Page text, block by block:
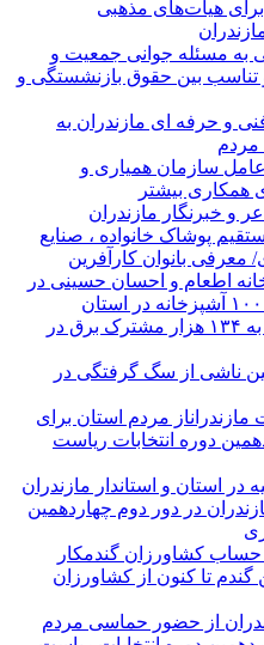
برای هیأت‌های مذهبی
به مسئله جوانی جمعیت و
بین حقوق بازنشستگی و
و حرفه ای مازندران به
مردم
عامل سازمان همیاری و
همکاری بیشتر
و خبرنگار مازندران
پوشاک خانواده ، صنایع
بانوان کارآفرین
اطعام و احسان حسینی در
پرداخت پاداش صرفه جویی به ۱۳۴ هزار مشترک برق در
ناشی از سگ گرفتگی در
مازندراناز مردم استان برای
دوره انتخابات ریاست
در استان و استاندار مازندران
در دور دوم چهاردهمین
به حساب کشاورزان گندمکار
۸۲ هزار تن گندم تا کنون از کشاورزان
از حضور حماسی مردم